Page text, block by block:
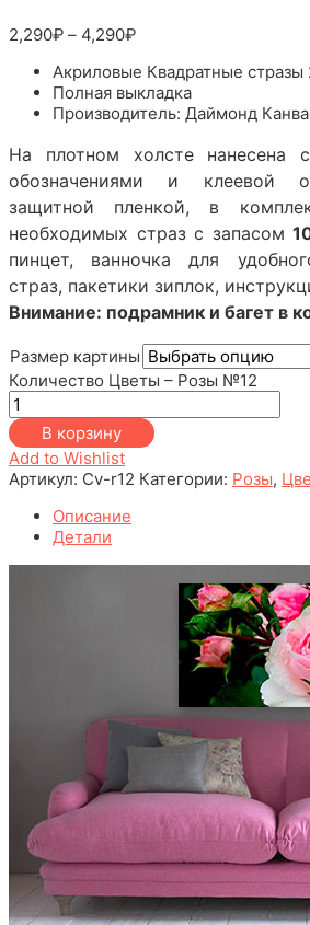
2,290₽ – 4,290₽
Акриловые Квадратные
Полная выкладка
Производитель: Даймонд
На плотном холсте нанесена
обозначениями и клеевой
защитной пленкой, в
необходимых страз с запасом
пинцет, ванночка для
страз, пакетики зиплок,
Внимание: подрамник и багет в
Размер картины
Количество Цветы – Розы №12
В корзину
Add to Wishlist
Артикул: Cv-r12 Категории: Розы,
Описание
Детали